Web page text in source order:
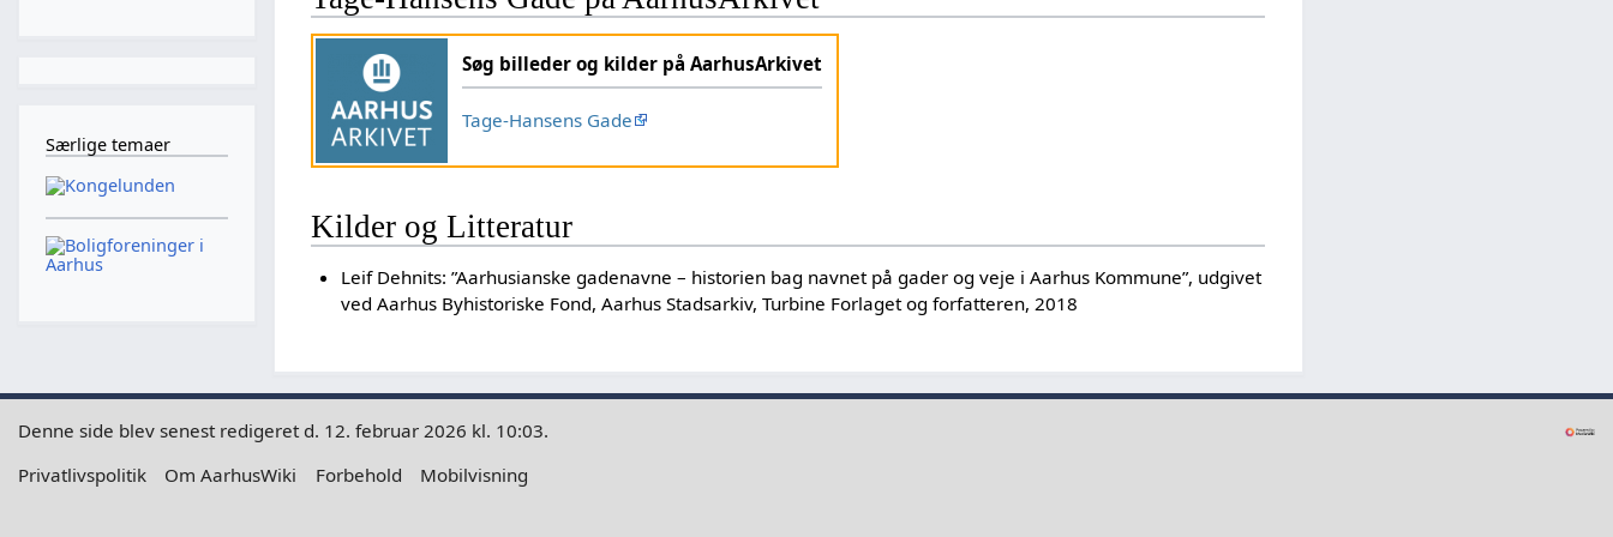
Søg billeder og kilder på AarhusArkivet
Tage-Hansens Gade
Kilder og Litteratur
Leif Dehnits: ”Aarhusianske gadenavne – historien bag navnet på gader og veje i Aarhus Kommune”, udgivet
ved Aarhus Byhistoriske Fond, Aarhus Stadsarkiv, Turbine Forlaget og forfatteren, 2018
Særlige temaer
Denne side blev senest redigeret d. 12. februar 2026 kl. 10:03.
Privatlivspolitik
Om AarhusWiki Forbehold Mobilvisning